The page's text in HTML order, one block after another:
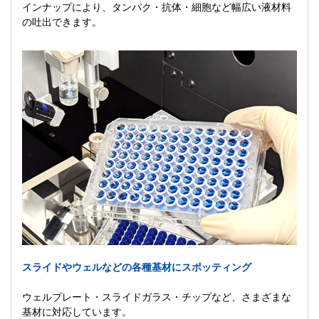
インナップにより、タンパク・抗体・細胞など幅広い液材料
の吐出できます。
スライドやウェルなどの各種基材にスポッティング
ウェルプレート・スライドガラス・チップなど、さまざまな
基材に対応しています。